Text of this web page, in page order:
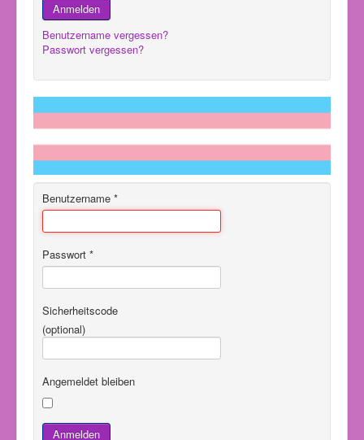
Anmelden
Benutzername vergessen?
Passwort vergessen?
Benutzername *
Passwort *
Sicherheitscode
(optional)
Angemeldet bleiben
Anmelden